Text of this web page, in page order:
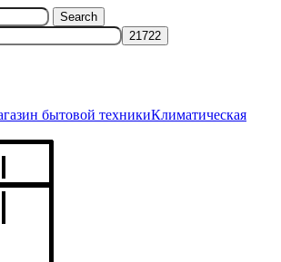
Search
Климатическая